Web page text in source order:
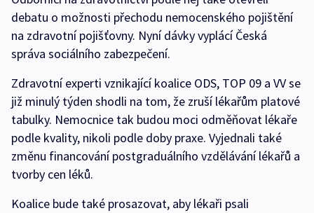
debatu o možnosti přechodu nemocenského pojištění
na zdravotní pojišťovny. Nyní dávky vyplácí Česká
správa sociálního zabezpečení.
Zdravotní experti vznikající koalice ODS, TOP 09 a VV se
již minulý týden shodli na tom, že zruší lékařům platové
tabulky. Nemocnice tak budou moci odměňovat lékaře
podle kvality, nikoli podle doby praxe. Vyjednali také
změnu financování postgraduálního vzdělávání lékařů a
tvorby cen léků.
Koalice bude také prosazovat, aby lékaři psali